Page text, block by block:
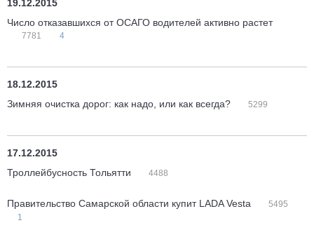
19.12.2015
Число отказавшихся от ОСАГО водителей активно растет
7781 4
18.12.2015
Зимняя очистка дорог: как надо, или как всегда?
5299
17.12.2015
Троллейбусность Тольятти
4488
Правительство Самарской области купит LADA Vesta
5495
1